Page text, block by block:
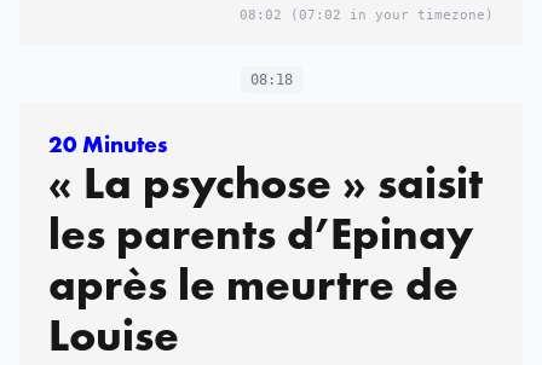
08:02 (07:02 in your timezone)
08:18
20 Minutes
« La psychose » saisit
les parents d’Epinay
après le meurtre de
Louise